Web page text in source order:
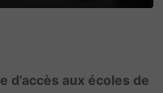
d’accès aux écoles de